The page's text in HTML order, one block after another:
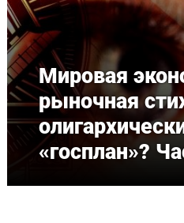
Мировая
рыночная
«госплан»?